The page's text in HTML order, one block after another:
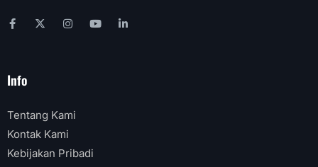
Info
Tentang Kami
Kontak Kami
Kebijakan Pribadi